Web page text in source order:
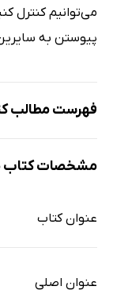
می‌توانیم کنترل
پیوستن به
فهرست مطالب
نمونه
معرفی و پیشگفتار
تامل دوم: زندگی
مشخصات کتاب
عنوان کتاب
عنوان اصلی